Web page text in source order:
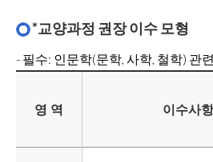
*교양과정 권장 이수 모형
- 필수: 인문학(문학, 사학, 철학) 관
영 역 이수사항